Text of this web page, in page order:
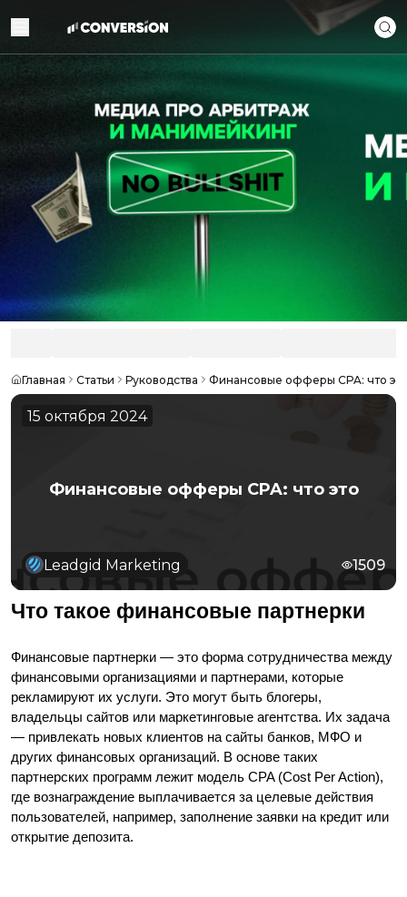
Главная Статьи Руководства Финансовые офферы CPA: что
15 октября 2024
Финансовые офферы CPA: что это
Leadgid Marketing 1509
Что такое финансовые партнерки
Финансовые партнерки — это форма сотрудничества между
финансовыми организациями и партнерами, которые
рекламируют их услуги. Это могут быть блогеры,
владельцы сайтов или маркетинговые агентства. Их задача
— привлекать новых клиентов на сайты банков, МФО и
других финансовых организаций. В основе таких
партнерских программ лежит модель CPA (Cost Per Action),
где вознаграждение выплачивается за целевые действия
пользователей, например, заполнение заявки на кредит или
открытие депозита.